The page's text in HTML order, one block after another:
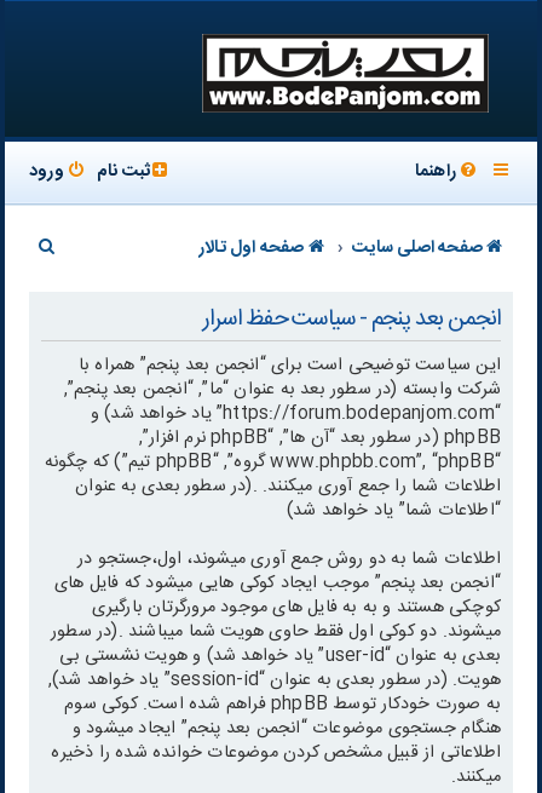
راهنما ورود ثبت نام
صفحه اصلی سایت صفحه اول تالار
انجمن بعد پنجم - سیاست حفظ اسرار
این سیاست توضیحی است برای “انجمن بعد پنجم” همراه با
شرکت وابسته (در سطور بعد به عنوان “ما”, “انجمن بعد پنجم”,
“https://forum.bodepanjom.com” یاد خواهد شد) و
phpBB (در سطور بعد “آن ها”, “phpBB نرم افزار”,
“www.phpbb.com”, “phpBB گروه”, “phpBB تیم”) که چگونه
اطلاعات شما را جمع آوری میکنند. .(در سطور بعدی به عنوان
“اطلاعات شما” یاد خواهد شد)
اطلاعات شما به دو روش جمع آوری میشوند، اول،جستجو در
“انجمن بعد پنجم” موجب ایجاد کوکی هایی میشود که فایل های
کوچکی هستند و به به فایل های موجود مرورگرتان بارگیری
میشوند. دو کوکی اول فقط حاوی هویت شما میباشند .(در سطور
بعدی به عنوان “user-id” یاد خواهد شد) و هویت نشستی بی
هویت. (در سطور بعدی به عنوان “session-id” یاد خواهد شد),
به صورت خودکار توسط phpBB فراهم شده است. کوکی سوم
هنگام جستجوی موضوعات “انجمن بعد پنجم” ایجاد میشود و
اطلاعاتی از قبیل مشخص کردن موضوعات خوانده شده را ذخیره
میکنند.